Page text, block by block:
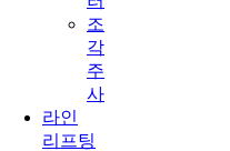
조
각
주
사
라인
리프팅